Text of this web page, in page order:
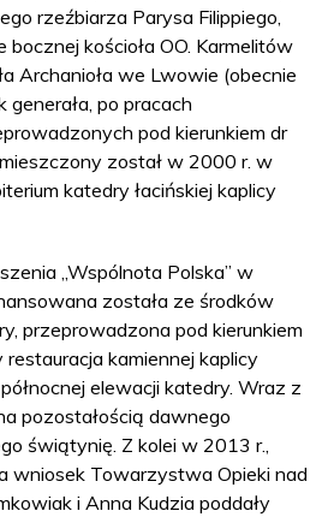
rzeźbiarza Parysa Filippiego,
kościoła OO. Karmelitów
Archanioła we Lwowie (obecnie
generała, po pracach
pod kierunkiem dr
został w 2000 r. w
katedry łacińskiej kaplicy
„Wspólnota Polska” w
została ze środków
przeprowadzona pod kierunkiem
restauracja kamiennej kaplicy
elewacji katedry. Wraz z
pozostałością dawnego
świątynię. Z kolei w 2013 r.,
wniosek Towarzystwa Opieki nad
i Anna Kudzia poddały